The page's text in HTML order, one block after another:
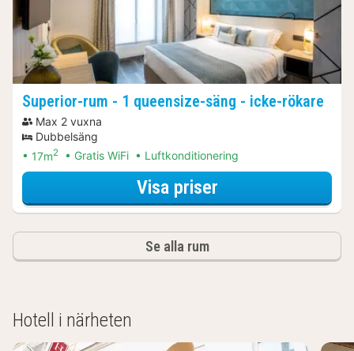
Superior-rum - 1 queensize-säng - icke-rökare
Max 2 vuxna
Dubbelsäng
17m2 Gratis WiFi Luftkonditionering
Visa priserför Båtturer &
Se alla rum
Hotell i närheten